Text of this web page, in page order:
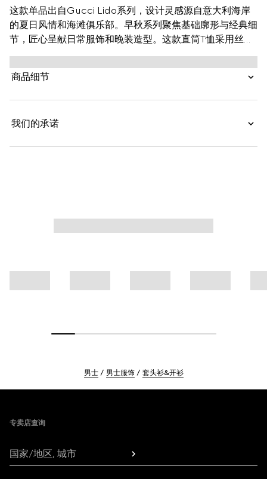
这款单品出自Gucci Lido系列，设计灵感源自意大利海岸
的夏日风情和海滩俱乐部。早秋系列聚焦基础廓形与经典细
节，匠心呈献日常服饰和晚装造型。这款直筒T恤采用丝棉
混纺针织面料精制而成，领口处的Gucci嵌花更展个性风
采。
商品细节
我们的承诺
男士 男士服饰 套头衫&开衫
专卖店查询
国家/地区, 城市